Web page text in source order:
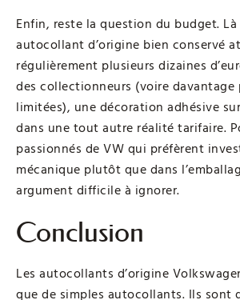
Enfin, reste la question du budget.
autocollant d’origine bien conservé
régulièrement plusieurs dizaines
des collectionneurs (voire davantage
limitées), une décoration adhésive
dans une tout autre réalité tarifaire.
passionnés de VW qui préfèrent
mécanique plutôt que dans
argument difficile à ignorer.
Conclusion
Les autocollants d’origine
que de simples autocollants. Ils sont